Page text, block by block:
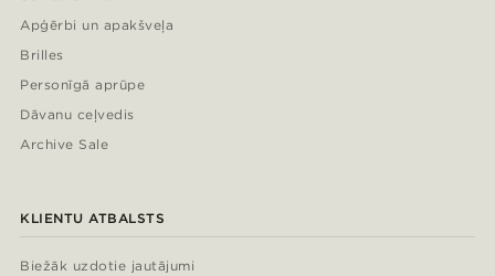
Apģērbi un apakšveļa
Brilles
Personīgā aprūpe
Dāvanu ceļvedis
Archive Sale
KLIENTU ATBALSTS
Biežāk uzdotie jautājumi